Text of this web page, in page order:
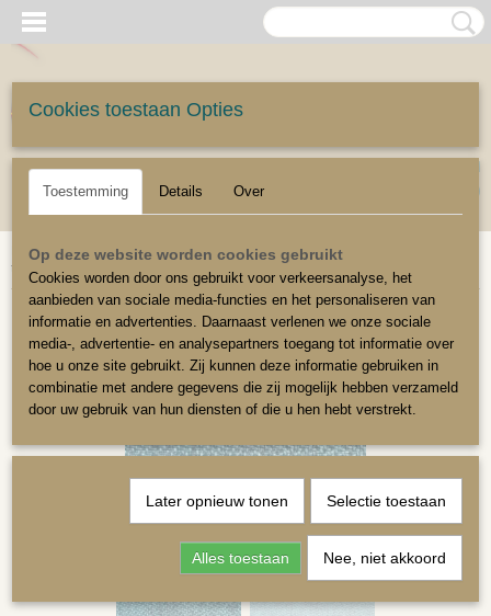
Inloggen Registreren
(0)
Home>Meubelstoffen>Meubelstoffen algemeen>Meubelstof platweef
turquoise
Cookies toestaan Opties
Toestemming Details Over
Op deze website worden cookies gebruikt
Cookies worden door ons gebruikt voor verkeersanalyse, het
aanbieden van sociale media-functies en het personaliseren van
informatie en advertenties. Daarnaast verlenen we onze sociale
media-, advertentie- en analysepartners toegang tot informatie over
hoe u onze site gebruikt. Zij kunnen deze informatie gebruiken in
combinatie met andere gegevens die zij mogelijk hebben verzameld
door uw gebruik van hun diensten of die u hen hebt verstrekt.
Later opnieuw tonen Selectie toestaan
Alles toestaan Nee, niet akkoord